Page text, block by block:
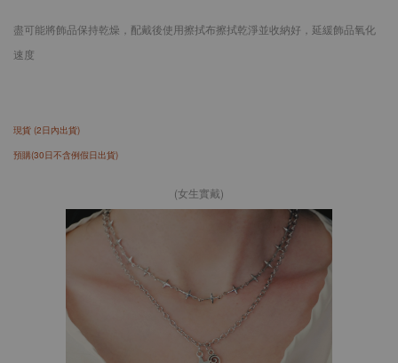
盡可能將飾品保持乾燥，配戴後使用擦拭布擦拭乾淨並收納好，延緩飾品氧化
速度
現貨 (2日內出貨)
預購(30日不含例假日出貨)
(女生實戴)